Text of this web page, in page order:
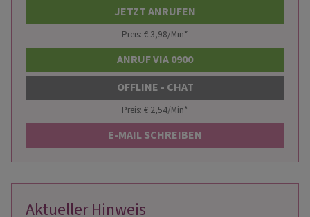
JETZT ANRUFEN
Preis: € 3,98/Min*
ANRUF VIA 0900
OFFLINE - CHAT
Preis: € 2,54/Min*
E-MAIL SCHREIBEN
Aktueller Hinweis